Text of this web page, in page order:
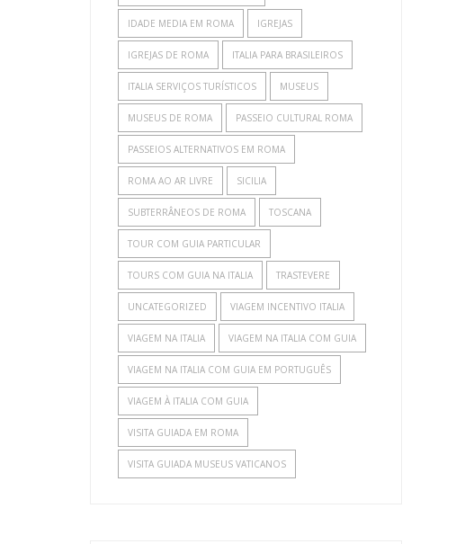
IDADE MEDIA EM ROMA IGREJAS
IGREJAS DE ROMA ITALIA PARA BRASILEIROS
ITALIA SERVIÇOS TURÍSTICOS MUSEUS
MUSEUS DE ROMA PASSEIO CULTURAL ROMA
PASSEIOS ALTERNATIVOS EM ROMA
ROMA AO AR LIVRE SICILIA
SUBTERRÂNEOS DE ROMA TOSCANA
TOUR COM GUIA PARTICULAR
TOURS COM GUIA NA ITALIA TRASTEVERE
UNCATEGORIZED VIAGEM INCENTIVO ITALIA
VIAGEM NA ITALIA VIAGEM NA ITALIA COM GUIA
VIAGEM NA ITALIA COM GUIA EM PORTUGUÊS
VIAGEM À ITALIA COM GUIA
VISITA GUIADA EM ROMA
VISITA GUIADA MUSEUS VATICANOS